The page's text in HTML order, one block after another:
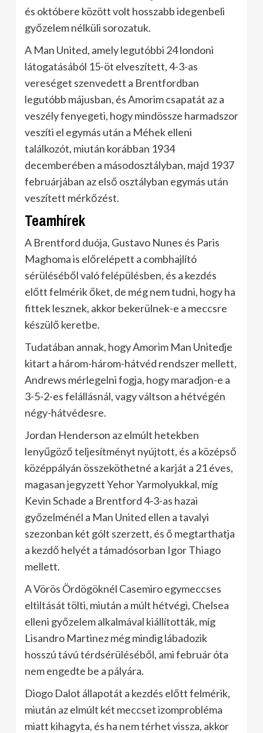
és októbere között volt hosszabb idegenbeli
győzelem nélküli sorozatuk.
A Man United, amely legutóbbi 24 londoni
látogatásából 15-öt elveszített, 4-3-as
vereséget szenvedett a Brentfordban
legutóbb májusban, és Amorim csapatát az a
veszély fenyegeti, hogy mindössze harmadszor
veszíti el egymás után a Méhek elleni
találkozót, miután korábban 1934
decemberében a másodosztályban, majd 1937
februárjában az első osztályban egymás után
veszített mérkőzést.
Teamhírek
A Brentford duója, Gustavo Nunes és Paris
Maghoma is előrelépett a combhajlító
sérüléséből való felépülésben, és a kezdés
előtt felmérik őket, de még nem tudni, hogy ha
fittek lesznek, akkor bekerülnek-e a meccsre
készülő keretbe.
Tudatában annak, hogy Amorim Man Unitedje
kitart a három-három-hátvéd rendszer mellett,
Andrews mérlegelni fogja, hogy maradjon-e a
3-5-2-es felállásnál, vagy váltson a hétvégén
négy-hátvédesre.
Jordan Henderson az elmúlt hetekben
lenyűgöző teljesítményt nyújtott, és a középső
középpályán összeköthetné a karját a 21 éves,
magasan jegyzett Yehor Yarmolyukkal, míg
Kevin Schade a Brentford 4-3-as hazai
győzelménél a Man United ellen a tavalyi
szezonban két gólt szerzett, és ő megtarthatja
a kezdő helyét a támadósorban Igor Thiago
mellett.
A Vörös Ördögöknél Casemiro egymeccses
eltiltását tölti, miután a múlt hétvégi, Chelsea
elleni győzelem alkalmával kiállították, míg
Lisandro Martinez még mindig lábadozik
hosszú távú térdsérüléséből, ami február óta
nem engedte be a pályára.
Diogo Dalot állapotát a kezdés előtt felmérik,
miután az elmúlt két meccset izomprobléma
miatt kihagyta, és ha nem térhet vissza, akkor